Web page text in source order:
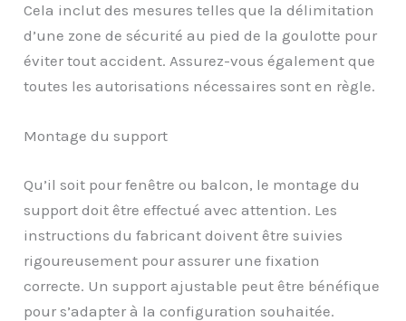
Cela inclut des mesures telles que la délimitation
d’une zone de sécurité au pied de la goulotte pour
éviter tout accident. Assurez-vous également que
toutes les autorisations nécessaires sont en règle.
Montage du support
Qu’il soit pour fenêtre ou balcon, le montage du
support doit être effectué avec attention. Les
instructions du fabricant doivent être suivies
rigoureusement pour assurer une fixation
correcte. Un support ajustable peut être bénéfique
pour s’adapter à la configuration souhaitée.